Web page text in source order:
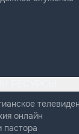
онлайн
пастора